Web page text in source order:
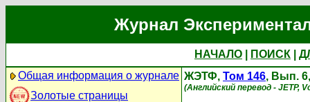
Журнал
НАЧАЛО ПОИСК
Общая информация о журнале
Золотые страницы
ЖЭТФ, Том 146, Вып.
(Английский перевод - JETP,